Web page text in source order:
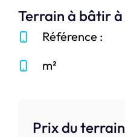
Prix du terrain
Terrain à bâtir à
Référence :
m²